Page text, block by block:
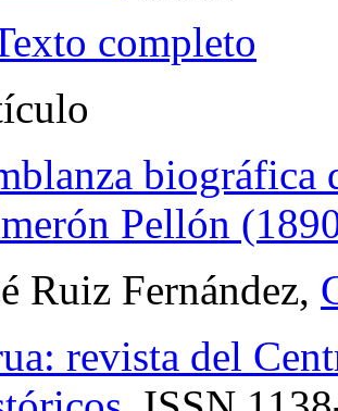
completo
Pellón
Ruiz Fernández,
revista del